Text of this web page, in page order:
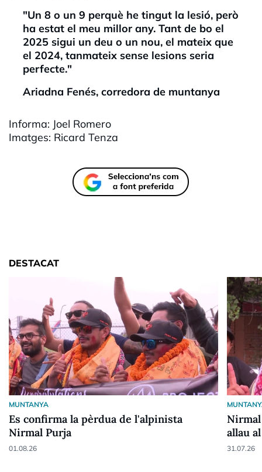
"Un 8 o un 9 perquè he tingut la lesió, però
ha estat el meu millor any. Tant de bo el
2025 sigui un deu o un nou, el mateix que
el 2024, tanmateix sense lesions seria
perfecte."
Ariadna Fenés, corredora de muntanya
Informa: Joel Romero
Imatges: Ricard Tenza
DESTACAT
MUNTANYA
Es confirma la pèrdua de l'alpinista
Nirmal Purja
01.08.26
allau
31.07.26